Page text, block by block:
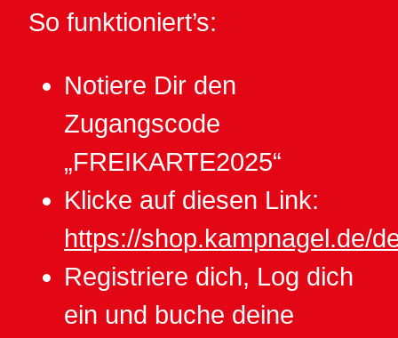
So funktioniert’s:
Notiere Dir den
Zugangscode
„FREIKARTE2025“
Klicke auf diesen Link:
https://shop.kampnagel.de/
Registriere dich, Log dich
ein und buche deine